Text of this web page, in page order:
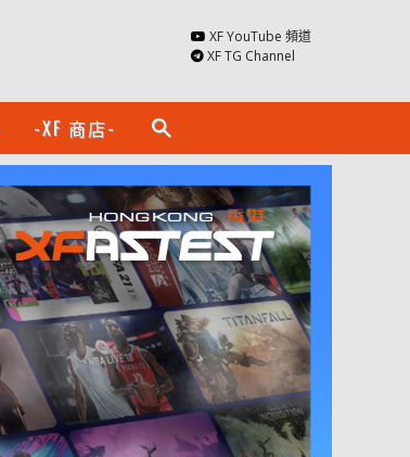
XF YouTube 頻道
XF TG Channel
-XF 商店- search